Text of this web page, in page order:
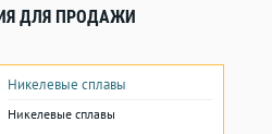
ДЛЯ ПРОДАЖИ
Никелевые сплавы
Никелевые сплавы